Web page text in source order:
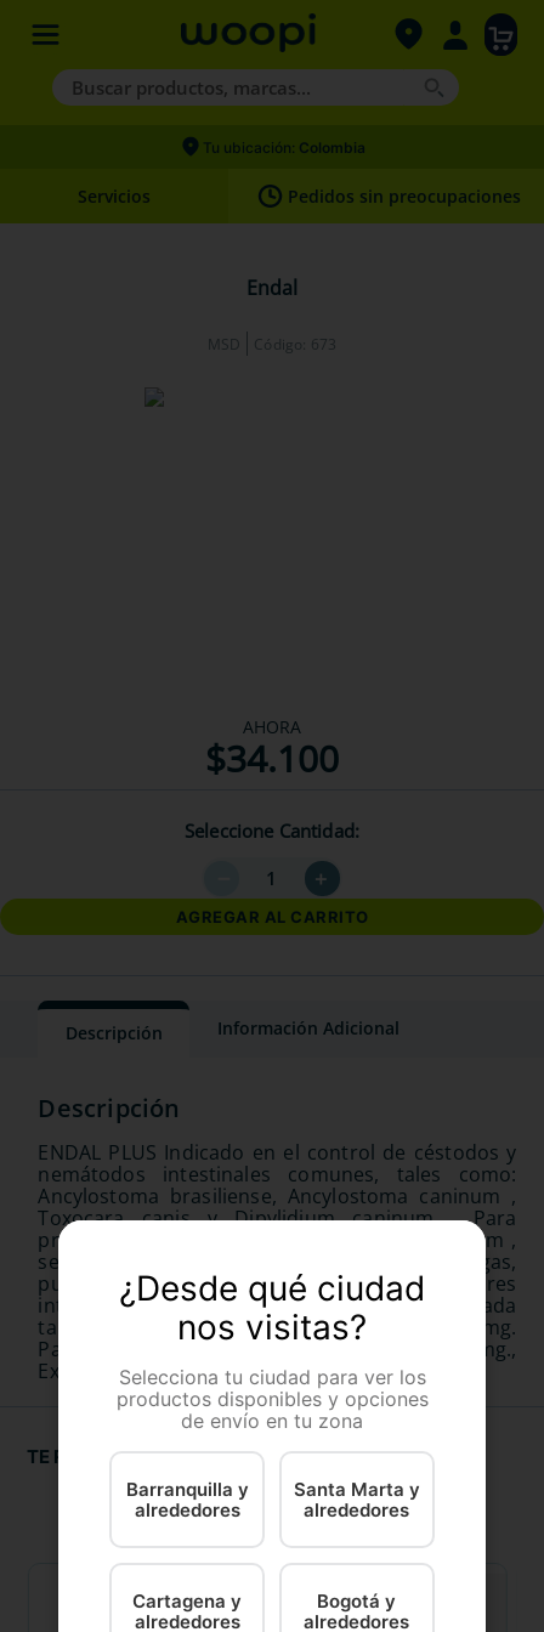
Buscar productos, marcas...
Términos más buscados
2.
hills
Tu ubicación: Colombia
Servicios Pedidos sin preocupaciones
Endal
MSD Código: 673
AHORA
$34.100
Seleccione Cantidad
＋
AGREGAR AL CARRITO
Descripción Información Adicional
ENDAL PLUS Indicado en el control de céstodos y
nemátodos intestinales comunes, tales como:
Ancylostoma brasiliense, Ancylostoma caninum ,
Toxocara canis y Dipylidium caninum . Para
prevenir reinfestaciones por Dipylidium caninum ,
se recomienda un tratamiento contra pulgas,
puesto que éstas son los hospedadores
intermediarios de este helminto FORMULA: Cada
tableta de 660 mg. contiene: Prazicuantel 50 mg.
Pamoato de Pirantel 144 mg. Febantel 150 mg.,
Excipiente c.b.p . 660 mL
TE RECOMENDAMOS
¿Desde qué ciudad
nos visitas?
Selecciona tu ciudad para ver los
productos disponibles y opciones
de envío en tu zona
Barranquilla y
alrededores
Santa Marta y
alrededores
Cartagena y
alrededores
Bogotá y
alrededores